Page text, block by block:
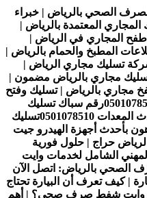
الصحي بالرياض | خبراء
المعتمدة بالرياض |
طفح المجاري في الرياض |
المطبخ والحمام بالرياض |
تسليك مجاري الرياض |
مجاري بالرياض مضمون |
مجاري بالرياض | تسليك وفتح
رقم سباك تسليك
0501078510
تسليك
بأحدث أجهزة الهيدرو جيت
حراج | حلول فورية
المهني الشامل لخدمات وايت
الصحي بالرياض: اتصل الآن
| كيف تعرف أن البيارة تحتاج
وايت شفط صرف صحي؟ | أهم